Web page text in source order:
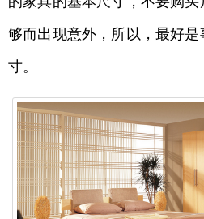
够而出现意外，所以，最好是
寸。